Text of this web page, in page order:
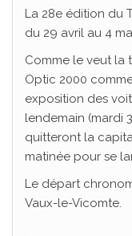
La 28e édition du
du 29 avril au 4
Comme le veut la
Optic 2000
exposition des
lendemain (mardi
quitteront la
matinée pour se
Le départ
Vaux-le-Vicomte.